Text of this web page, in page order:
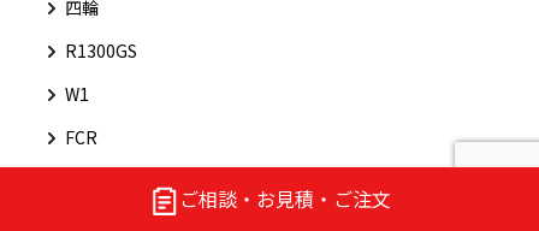
ご相談・お見積・ご注文
四輪
R1300GS
W1
FCR